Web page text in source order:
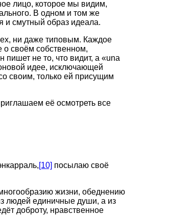
лицо, которое мы видим,
В одном и том же
и смутный образ идеала.
ни даже типовым. Каждое
о своём собственном,
пишет не то, что видит, a «una
идее, исключающей
своим, только ей присущим
её осмотреть все
[10] посылаю своё
жизни, обеднению
людей единичные души, а из
доброту, нравственное